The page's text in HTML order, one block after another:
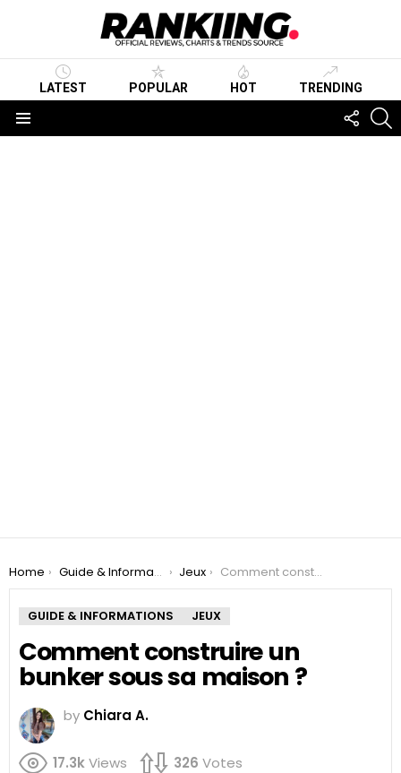
LATEST POPULAR HOT TRENDING
US
You are here:
Home Guide & Informations Jeux Comment construire un bunker sous sa maison ?
GUIDE & INFORMATIONS JEUX
Comment construire un
bunker sous sa maison ?
by Chiara A.
17.3kViews 326 Votes